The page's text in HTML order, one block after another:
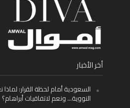
أخر الأخبار
السعودية أمام لحظة القرار:
النووية… ونعم لاتفاقيات أبراهام؟